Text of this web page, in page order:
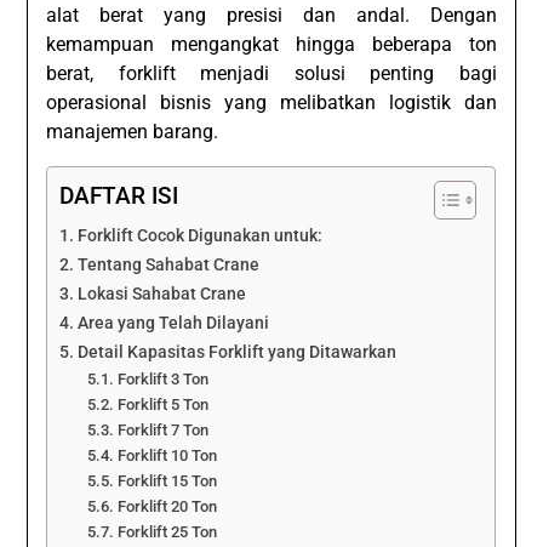
alat berat yang presisi dan andal. Dengan
kemampuan mengangkat hingga beberapa ton
berat, forklift menjadi solusi penting bagi
operasional bisnis yang melibatkan logistik dan
manajemen barang.
DAFTAR ISI
Forklift Cocok Digunakan untuk:
Tentang Sahabat Crane
Lokasi Sahabat Crane
Area yang Telah Dilayani
Detail Kapasitas Forklift yang Ditawarkan
Forklift 3 Ton
Forklift 5 Ton
Forklift 7 Ton
Forklift 10 Ton
Forklift 15 Ton
Forklift 20 Ton
Forklift 25 Ton